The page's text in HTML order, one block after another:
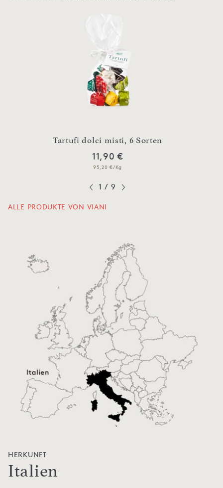
Tartufi dolci misti, 6 Sorten
11,90 €
95,20 €/Kg
1 / 9
ALLE PRODUKTE VON VIANI
HERKUNFT
Italien